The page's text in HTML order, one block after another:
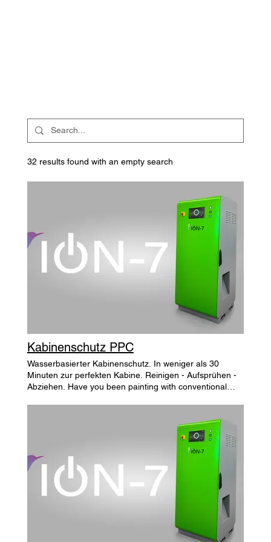
32 results found with an empty search
Kabinenschutz PPC
Wasserbasierter Kabinenschutz. In weniger als 30
Minuten zur perfekten Kabine. Reinigen - Aufsprühen -
Abziehen. Have you been painting with conventional
Shop Replace your old device with an ION-7! With us,
you can get a credit for an ION-7 when you trade in your
qualifying air treatment device.¹ Good for you and the
planet. Replace your old device with an ION-7! With us,
you can get a credit for an ION-7 when you trade in your
qualifying air treatment device.¹ Good for you and the
planet. Replace your old device with an ION-7! With us,
you can get a credit for an ION-7 when you trade in your
qualifying air treatment device.¹ Good for you and the
planet. Replace your old device with an ION-7! With us,
you can get a credit for an ION-7 when you trade in your